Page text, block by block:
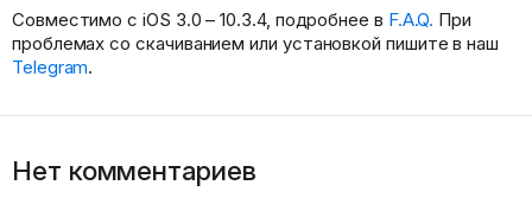
Совместимо с iOS 3.0 – 10.3.4, подробнее в F.A.Q. При
проблемах со скачиванием или установкой пишите в наш
Telegram.
Нет комментариев